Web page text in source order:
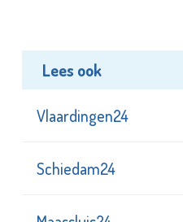
Lees ook
Vlaardingen24
Schiedam24